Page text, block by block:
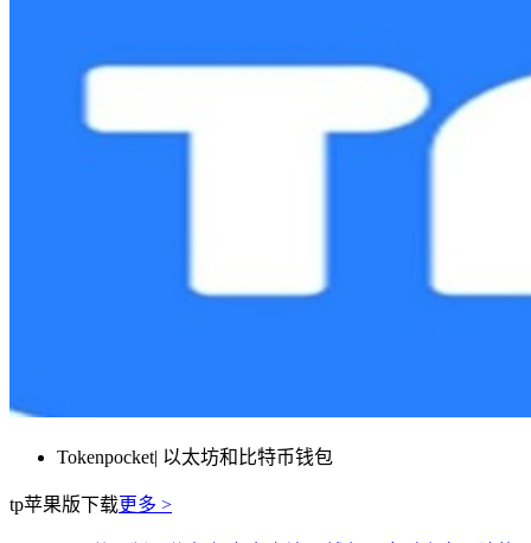
Tokenpocket| 以太坊和比特币钱包
tp苹果版下载更多 >